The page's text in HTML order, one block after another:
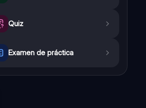
Quiz
Examen de práctica